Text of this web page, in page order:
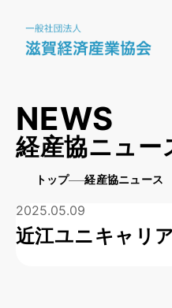
NEWS
経産協ニュー
トップ 経産協ニュース
2025.05.09
近江ユニキャリ